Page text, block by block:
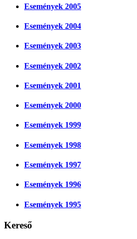
Események 2005
Események 2004
Események 2003
Események 2002
Események 2001
Események 2000
Események 1999
Események 1998
Események 1997
Események 1996
Események 1995
Kereső